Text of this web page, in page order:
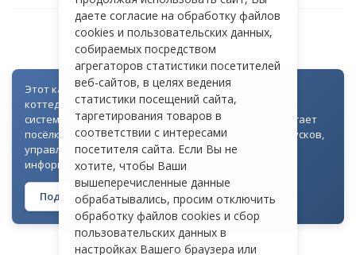
СТ «СТРОКОВКА»
Этот каталог создан как часть цифровой экосистемы
коттеджных посёлков: для всех объектов доступна
система контроля доступа через Telegram. Она помогает
посёлкам автоматизировать выдачу гостевых пропусков,
управлять доступом на территорию и оперативно
информировать жителей
Подробнее о технологии →
даете согласие на обработку файлов
cookies и пользовательских данных,
собираемых посредством
агрегаторов статистики посетителей
веб-сайтов, в целях ведения
статистики посещений сайта,
таргетирования товаров в
соответствии с интересами
посетителя сайта. Если Вы не
хотите, чтобы Ваши
вышеперечисленные данные
обрабатывались, просим отключить
обработку файлов cookies и сбор
пользовательских данных в
настройках Вашего браузера или